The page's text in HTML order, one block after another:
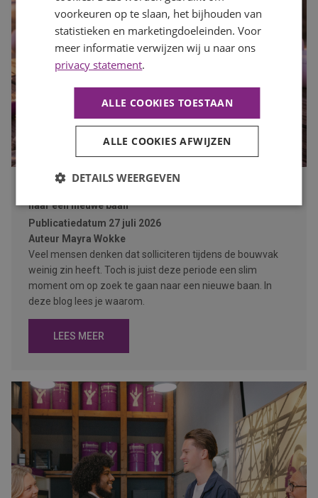
naar een nieuwe baan
Publicatiedatum 27 juli 2026
Auteur Mayra Wokke
Veel mensen denken dat solliciteren tijdens de bouwvak
weinig zin heeft. Toch is juist deze periode een slim
moment om op zoek te gaan naar een nieuwe baan. In
deze blog lees je waarom.
LEES MEER
voorkeuren op te slaan, het bijhouden van
statistieken en marketingdoeleinden. Voor
meer informatie verwijzen wij u naar ons
privacy statement.
ALLE COOKIES TOESTAAN
ALLE COOKIES AFWIJZEN
DETAILS WEERGEVEN